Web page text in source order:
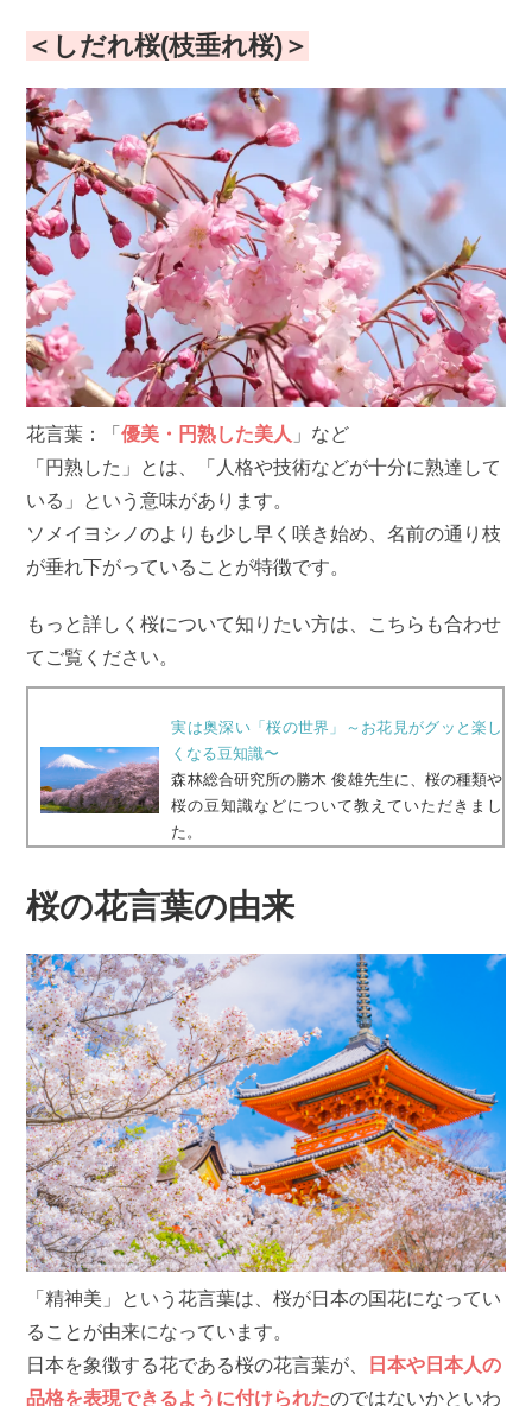
＜しだれ桜(枝垂れ桜)＞
花言葉：「優美・円熟した美人 」など
「円熟した」とは、「人格や技術などが十分に熟達して
いる」という意味があります。
ソメイヨシノのよりも少し早く咲き始め、名前の通り枝
が垂れ下がっていることが特徴です。
もっと詳しく桜について知りたい方は、こちらも合わせ
てご覧ください。
実は奥深い「桜の世界」～お花見がグッと楽し
くなる豆知識〜
森林総合研究所の勝木 俊雄先生に、桜の種類や
桜の豆知識などについて教えていただきまし
た。
桜の花言葉の由来
「精神美」という花言葉は、桜が日本の国花になってい
ることが由来になっています。
日本を象徴する花である桜の花言葉が、
日本や日本人の
品格を表現できるように付けられたのではないかといわ